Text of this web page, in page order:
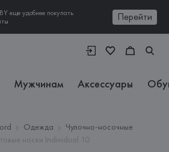
еще удобнее покупать
Перейти
Мужчинам Аксессуары
Одежда
Чулочно-носочные
носки Individual 10